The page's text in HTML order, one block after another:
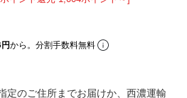
から。分割手数料無料
定のご住所までお届けか、西濃運輸